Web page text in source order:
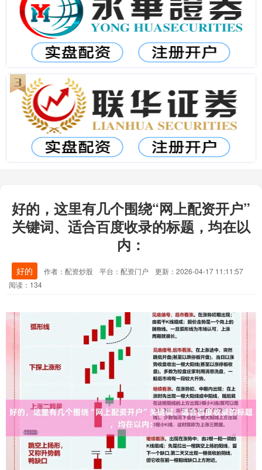
好的，这里有几个围绕“网上配资开户”
关键词、适合百度收录的标题，均在以
内：
好的 作者：配资炒股 平台：配资门户
更新：2026-04-17 11:11:57
阅读：134